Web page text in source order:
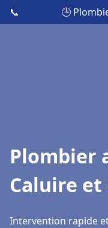
📞 🕒
Plombier
Caluire et
Intervention rapide